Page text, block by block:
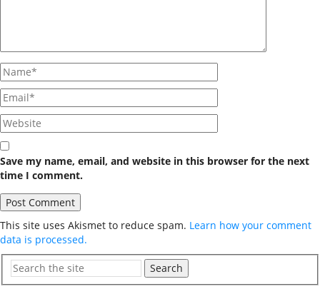
Save my name, email, and website in this browser for the next
time I comment.
This site uses Akismet to reduce spam. Learn how your comment
data is processed.
Search